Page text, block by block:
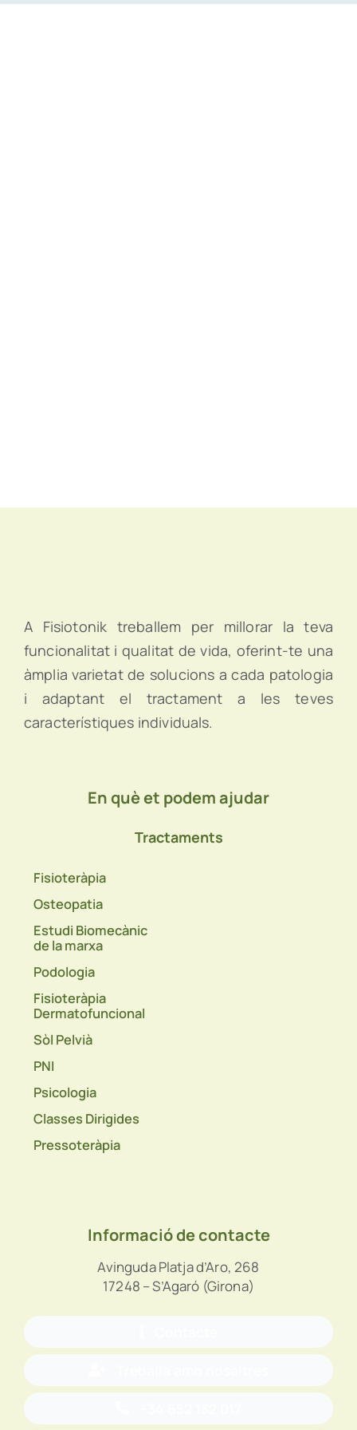
A Fisiotonik treballem per millorar la teva
funcionalitat i qualitat de vida, oferint-te una
àmplia varietat de solucions a cada patologia
i adaptant el tractament a les teves
característiques individuals.
En què et podem ajudar
Tractaments
Fisioteràpia
Osteopatia
Estudi Biomecànic
de la marxa
Podologia
Fisioteràpia
Dermatofuncional
Sòl Pelvià
PNI
Psicologia
Classes Dirigides
Pressoteràpia
Informació de contacte
Avinguda Platja d’Aro, 268
17248 – S’Agaró (Girona)